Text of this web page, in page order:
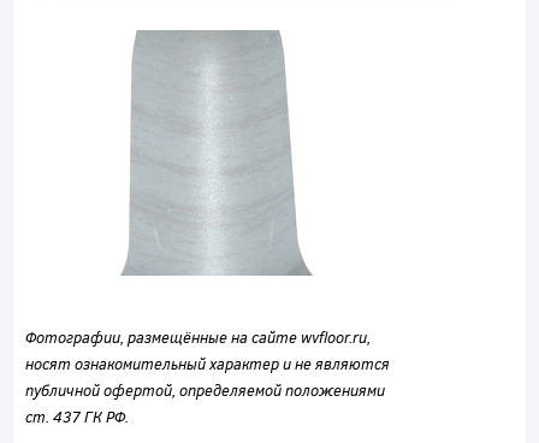
Фотографии, размещённые на сайте wvfloor.ru,
носят ознакомительный характер и не являются
публичной офертой, определяемой положениями
ст. 437 ГК РФ.